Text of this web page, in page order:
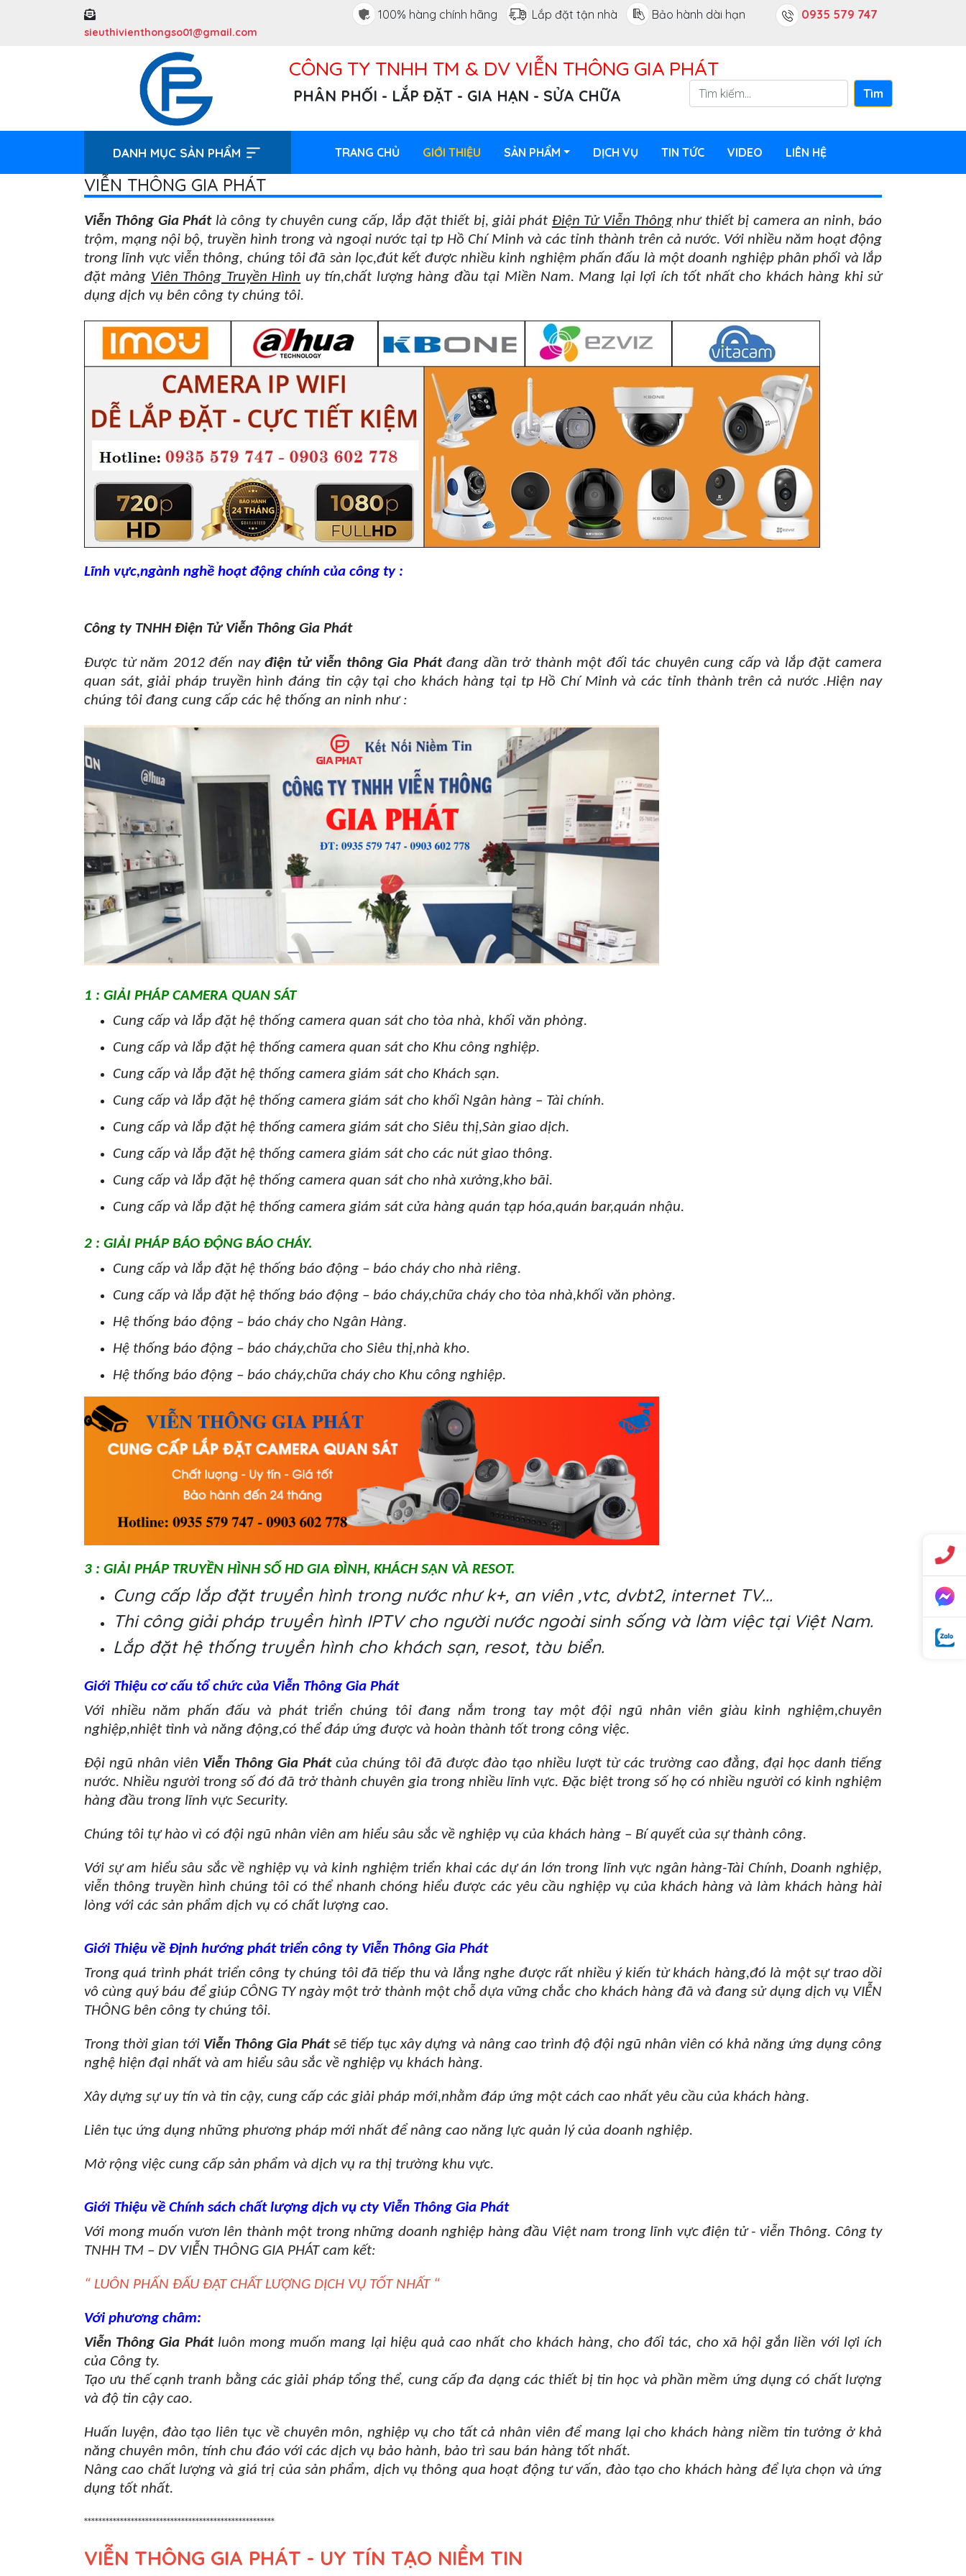
sieuthivienthongso01@gmail.com
100% hàng chính hãng Lắp đặt tận nhà Bảo hành dài hạn 0935 579 747
CÔNG TY TNHH TM & DV VIỄN THÔNG GIA PHÁT
PHÂN PHỐI - LẮP ĐẶT - GIA HẠN - SỬA CHỮA Tìm
DANH MỤC SẢN PHẨM TRANG CHỦ GIỚI THIỆU SẢN PHẨM DỊCH VỤ TIN TỨC VIDEO LIÊN HỆ
VIỄN THÔNG GIA PHÁT
Viễn Thông Gia Phátlà công ty chuyên cung cấp, lắp đặt thiết bị, giải phát Điện Tử Viễn Thông như thiết bị camera an ninh, báo
trộm, mạng nội bộ, truyền hình trong và ngoại nước tại tp Hồ Chí Minh và các tỉnh thành trên cả nước. Với nhiều năm hoạt động
trong lĩnh vực viễn thông, chúng tôi đã sàn lọc,đút kết được nhiều kinh nghiệm phấn đấu là một doanh nghiệp phân phối và lắp
đặt mảng Viên Thông Truyền Hình uy tín,chất lượng hàng đầu tại Miền Nam. Mang lại lợi ích tốt nhất cho khách hàng khi sử
dụng dịch vụ bên công ty chúng tôi.
Lĩnh vực,ngành nghề hoạt động chính của công ty :
Công ty TNHH Điện Tử Viễn Thông Gia Phát
Được từ năm 2012 đến nayđiện tử viễn thông Gia Phátđang dần trở thành một đối tác chuyên cung cấp và lắp đặt camera
quan sát, giải pháp truyền hình đáng tin cậy tại cho khách hàng tại tp Hồ Chí Minh và các tỉnh thành trên cả nước.Hiện nay
chúng tôi đang cung cấp các hệ thống an ninh như :
1 : GIẢI PHÁP CAMERA QUAN SÁT
Cung cấp và lắp đặt hệ thống camera quan sát cho tòa nhà, khối văn phòng.
Cung cấp và lắp đặt hệ thống camera quan sát cho Khu công nghiệp.
Cung cấp và lắp đặt hệ thống camera giám sát cho Khách sạn.
Cung cấp và lắp đặt hệ thống camera giám sát cho khối Ngân hàng – Tài chính.
Cung cấp và lắp đặt hệ thống camera giám sát cho Siêu thị,Sàn giao dịch.
Cung cấp và lắp đặt hệ thống camera giám sát cho các nút giao thông.
Cung cấp và lắp đặt hệ thống camera quan sát cho nhà xưởng,kho bãi.
Cung cấp và lắp đặt hệ thống camera giám sát cửa hàng quán tạp hóa,quán bar,quán nhậu.
2 : GIẢI PHÁP BÁO ĐỘNG BÁO CHÁY.
Cung cấp và lắp đặt hệ thống báo động – báo cháy cho nhà riêng.
Cung cấp và lắp đặt hệ thống báo động – báo cháy,chữa cháy cho tòa nhà,khối văn phòng.
Hệ thống báo động – báo cháy cho Ngân Hàng.
Hệ thống báo động – báo cháy,chữa cho Siêu thị,nhà kho.
Hệ thống báo động – báo cháy,chữa cháy cho Khu công nghiệp.
3 : GIẢI PHÁP TRUYỀN HÌNH SỐ HD GIA ĐÌNH, KHÁCH SẠN VÀ RESOT.
Cung cấp lắp đặt truyền hình trong nước như k+, an viên ,vtc, dvbt2, internet TV...
Thi công giải pháp truyền hình IPTV cho người nước ngoài sinh sống và làm việc tại Việt Nam.
Lắp đặt hệ thống truyền hình cho khách sạn, resot, tàu biển.
Giới Thiệu cơ cấu tổ chức của Viễn Thông Gia Phát
Với nhiều năm phấn đấu và phát triển chúng tôi đang nắm trong tay một đội ngũ nhân viên giàu kinh nghiệm,chuyên
nghiệp,nhiệt tình và năng động,có thể đáp ứng được và hoàn thành tốt trong công việc.
Đội ngũ nhân viên Viễn Thông Gia Phátcủa chúng tôi đã được đào tạo nhiều lượt từ các trường cao đẳng, đại học danh tiếng
nước. Nhiều người trong số đó đã trở thành chuyên gia trong nhiều lĩnh vực. Đặc biệt trong số họ có nhiều người có kinh nghiệm
hàng đầu trong lĩnh vực Security.
Chúng tôi tự hào vì có đội ngũ nhân viên am hiểu sâu sắc về nghiệp vụ của khách hàng – Bí quyết của sự thành công.
Với sự am hiểu sâu sắc về nghiệp vụ và kinh nghiệm triển khai các dự án lớn trong lĩnh vực ngân hàng-Tài Chính, Doanh nghiệp,
viễn thông truyền hình chúng tôi có thể nhanh chóng hiểu được các yêu cầu nghiệp vụ của khách hàng và làm khách hàng hài
lòng với các sản phẩm dịch vụ có chất lượng cao.
Giới Thiệu về Định hướng phát triển công ty Viễn Thông Gia Phát
Trong quá trình phát triển công ty chúng tôi đã tiếp thu và lắng nghe được rất nhiều ý kiến từ khách hàng,đó là một sự trao dồi
vô cùng quý báu để giúp CÔNG TY ngày một trở thành một chỗ dựa vững chắc cho khách hàng đã và đang sử dụng dịch vụ VIỄN
THÔNG bên công ty chúng tôi.
Trong thời gian tới Viễn Thông Gia Phátsẽ tiếp tục xây dựng và nâng cao trình độ đội ngũ nhân viên có khả năng ứng dụng công
nghệ hiện đại nhất và am hiểu sâu sắc về nghiệp vụ khách hàng.
Xây dựng sự uy tín và tin cậy, cung cấp các giải pháp mới,nhằm đáp ứng một cách cao nhất yêu cầu của khách hàng.
Liên tục ứng dụng những phương pháp mới nhất để nâng cao năng lực quản lý của doanh nghiệp.
Mở rộng việc cung cấp sản phẩm và dịch vụ ra thị trường khu vực.
Giới Thiệu về Chính sách chất lượng dịch vụ cty Viễn Thông Gia Phát
Với mong muốn vươn lên thành một trong những doanh nghiệp hàng đầu Việt nam trong lĩnh vực điện tử - viễn Thông. Công ty
TNHH TM – DV VIỄN THÔNG GIA PHÁT cam kết:
“ LUÔN PHẤN ĐẤU ĐẠT CHẤT LƯỢNG DỊCH VỤ TỐT NHẤT “
Với phương châm:
Viễn Thông Gia Phátluôn mong muốn mang lại hiệu quả cao nhất cho khách hàng, cho đối tác, cho xã hội gắn liền với lợi ích
của Công ty.
Tạo ưu thế cạnh tranh bằng các giải pháp tổng thể, cung cấp đa dạng các thiết bị tin học và phần mềm ứng dụng có chất lượng
và độ tin cậy cao.
Huấn luyện, đào tạo liên tục về chuyên môn, nghiệp vụ cho tất cả nhân viên để mang lại cho khách hàng niềm tin tưởng ở khả
năng chuyên môn, tính chu đáo với các dịch vụ bảo hành, bảo trì sau bán hàng tốt nhất.
Nâng cao chất lượng và giá trị của sản phẩm, dịch vụ thông qua hoạt động tư vấn, đào tạo cho khách hàng để lựa chọn và ứng
dụng tốt nhất.
*****************************************************
VIỄN THÔNG GIA PHÁT - UY TÍN TẠO NIỀM TIN